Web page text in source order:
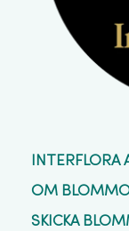
INTERFLORA
OM
SKICKA